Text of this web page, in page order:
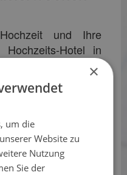
und Ihre
Hotel in
Heiraten wie
der Familie, allen
und entspannte
Superior
Leogang in
×
um die
Website zu
Nutzung
Sie der